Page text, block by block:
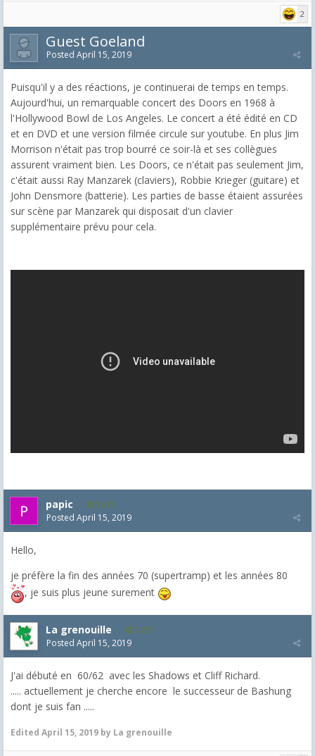
2
Guest Goeland
Posted April 15, 2019
Puisqu'il y a des réactions, je continuerai de temps en temps.
Aujourd'hui, un remarquable concert des Doors en 1968 à
l'Hollywood Bowl de Los Angeles. Le concert a été édité en CD
et en DVD et une version filmée circule sur youtube. En plus Jim
Morrison n'était pas trop bourré ce soir-là et ses collègues
assurent vraiment bien. Les Doors, ce n'était pas seulement Jim,
c'était aussi Ray Manzarek (claviers), Robbie Krieger (guitare) et
John Densmore (batterie). Les parties de basse étaient assurées
sur scène par Manzarek qui disposait d'un clavier
supplémentaire prévu pour cela.
papic 1,372
Posted April 15, 2019
Hello,
je préfère la fin des années 70 (supertramp) et les années 80
, je suis plus jeune surement
La grenouille 3,271
Posted April 15, 2019
J'ai débuté en 60/62 avec les Shadows et Cliff Richard.
..... actuellement je cherche encore le successeur de Bashung
dont je suis fan .....
Edited April 15, 2019 by La grenouille